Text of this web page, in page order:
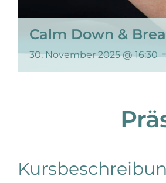
Calm Down &
30. November 2025 @ 16:30 -